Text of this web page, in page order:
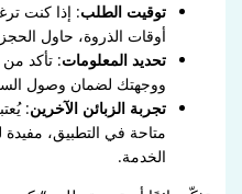
توقيت الطلب: إذا كنت
أوقات الذروة، حاول
تحديد المعلومات: تأكد
ووجهتك لضمان وصول
تجربة الزبائن الآخرين:
متاحة في التطبيق،
الخدمة.